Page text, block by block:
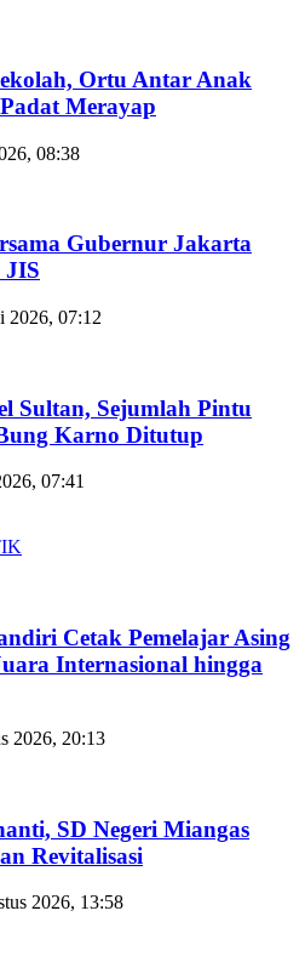
Ortu Antar Anak
Merayap
08:38
Gubernur Jakarta
JIS
2026, 07:12
Sultan, Sejumlah Pintu
Karno Ditutup
07:41
Cetak Pemelajar Asing
Internasional hingga
2026, 20:13
SD Negeri Miangas
Revitalisasi
2026, 13:58